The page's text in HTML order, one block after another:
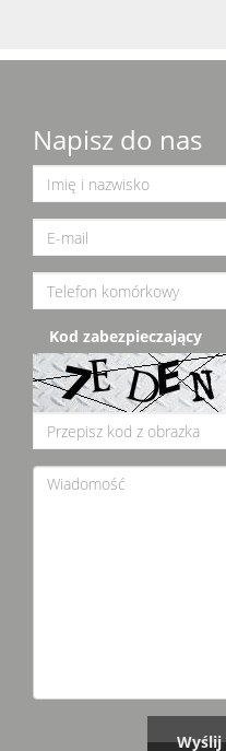
Napisz do nas
Kod zabezpieczający